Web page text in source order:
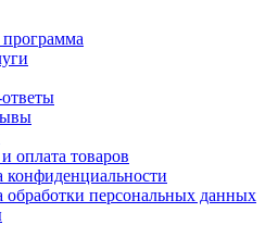
оплата товаров
конфиденциальности
обработки персональных данных